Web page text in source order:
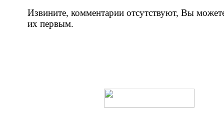
Извините, комментарии отсутствуют, Вы
их первым.